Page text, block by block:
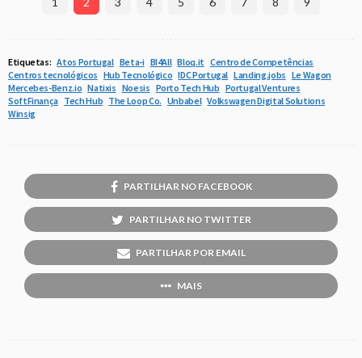
Etiquetas: Atos Portugal Beta-i BI4All Bloq.it Centro de Competências
Centros tecnológicos Hub Tecnológico IDC Portugal Landing.jobs Le Wagon
Mercebes-Benz.io Natixis Noesis Porto Tech Hub Portugal Ventures
SoftFinança Tech Hub The Loop Co. Unbabel Volkswagen Digital Solutions
Winsig
PARTILHAR NO FACEBOOK
PARTILHAR NO TWITTER
PARTILHAR POR EMAIL
MAIS